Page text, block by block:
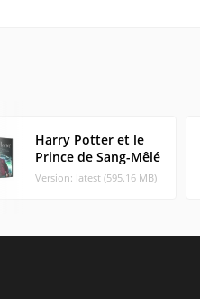
Harry Potter et le
Prince de Sang-Mêlé
Version: latest (595.16 MB)